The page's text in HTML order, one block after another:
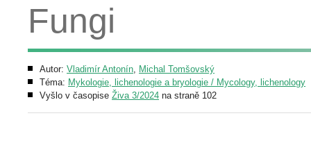
Fungi
Autor: Vladimír Antonín, Michal Tomšovský
Téma: Mykologie, lichenologie a bryologie / Mycology, lichenology
Vyšlo v časopise Živa 3/2024 na straně 102